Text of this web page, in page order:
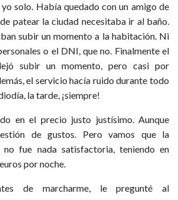
solo. Había quedado con un amigo de
patear la ciudad necesitaba ir al baño.
subir un momento a la habitación. Ni
o el DNI, que no. Finalmente el
subir un momento, pero casi por
el servicio hacía ruido durante todo
la tarde, ¡siempre!
en el precio justo justísimo. Aunque
de gustos. Pero vamos que la
no fue nada satisfactoria, teniendo en
por noche.
de marcharme, le pregunté al